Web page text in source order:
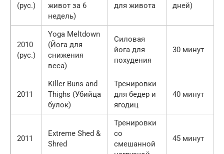
(рус.)
живот за 6
недель)
для живота
дней)
2010
(рус.)
Yoga Meltdown
(Йога для
снижения
веса)
Силовая
йога для
похудения
30 минут
2011
Killer Buns and
Thighs (Убийца
булок)
Тренировки
для бедер и
ягодиц
40 минут
2011
Extreme Shed &
Shred
Тренировки
со
смешанной
45 минут